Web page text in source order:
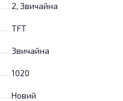
2, Звичайна
TFT
Звичайна
1020
Новий